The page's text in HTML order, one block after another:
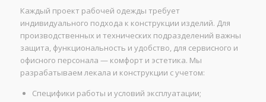
Каждый проект рабочей одежды требует
индивидуального подхода к конструкции изделий. Для
производственных и технических подразделений важны
защита, функциональность и удобство, для сервисного и
офисного персонала — комфорт и эстетика. Мы
разрабатываем лекала и конструкции с учетом:
Специфики работы и условий эксплуатации;